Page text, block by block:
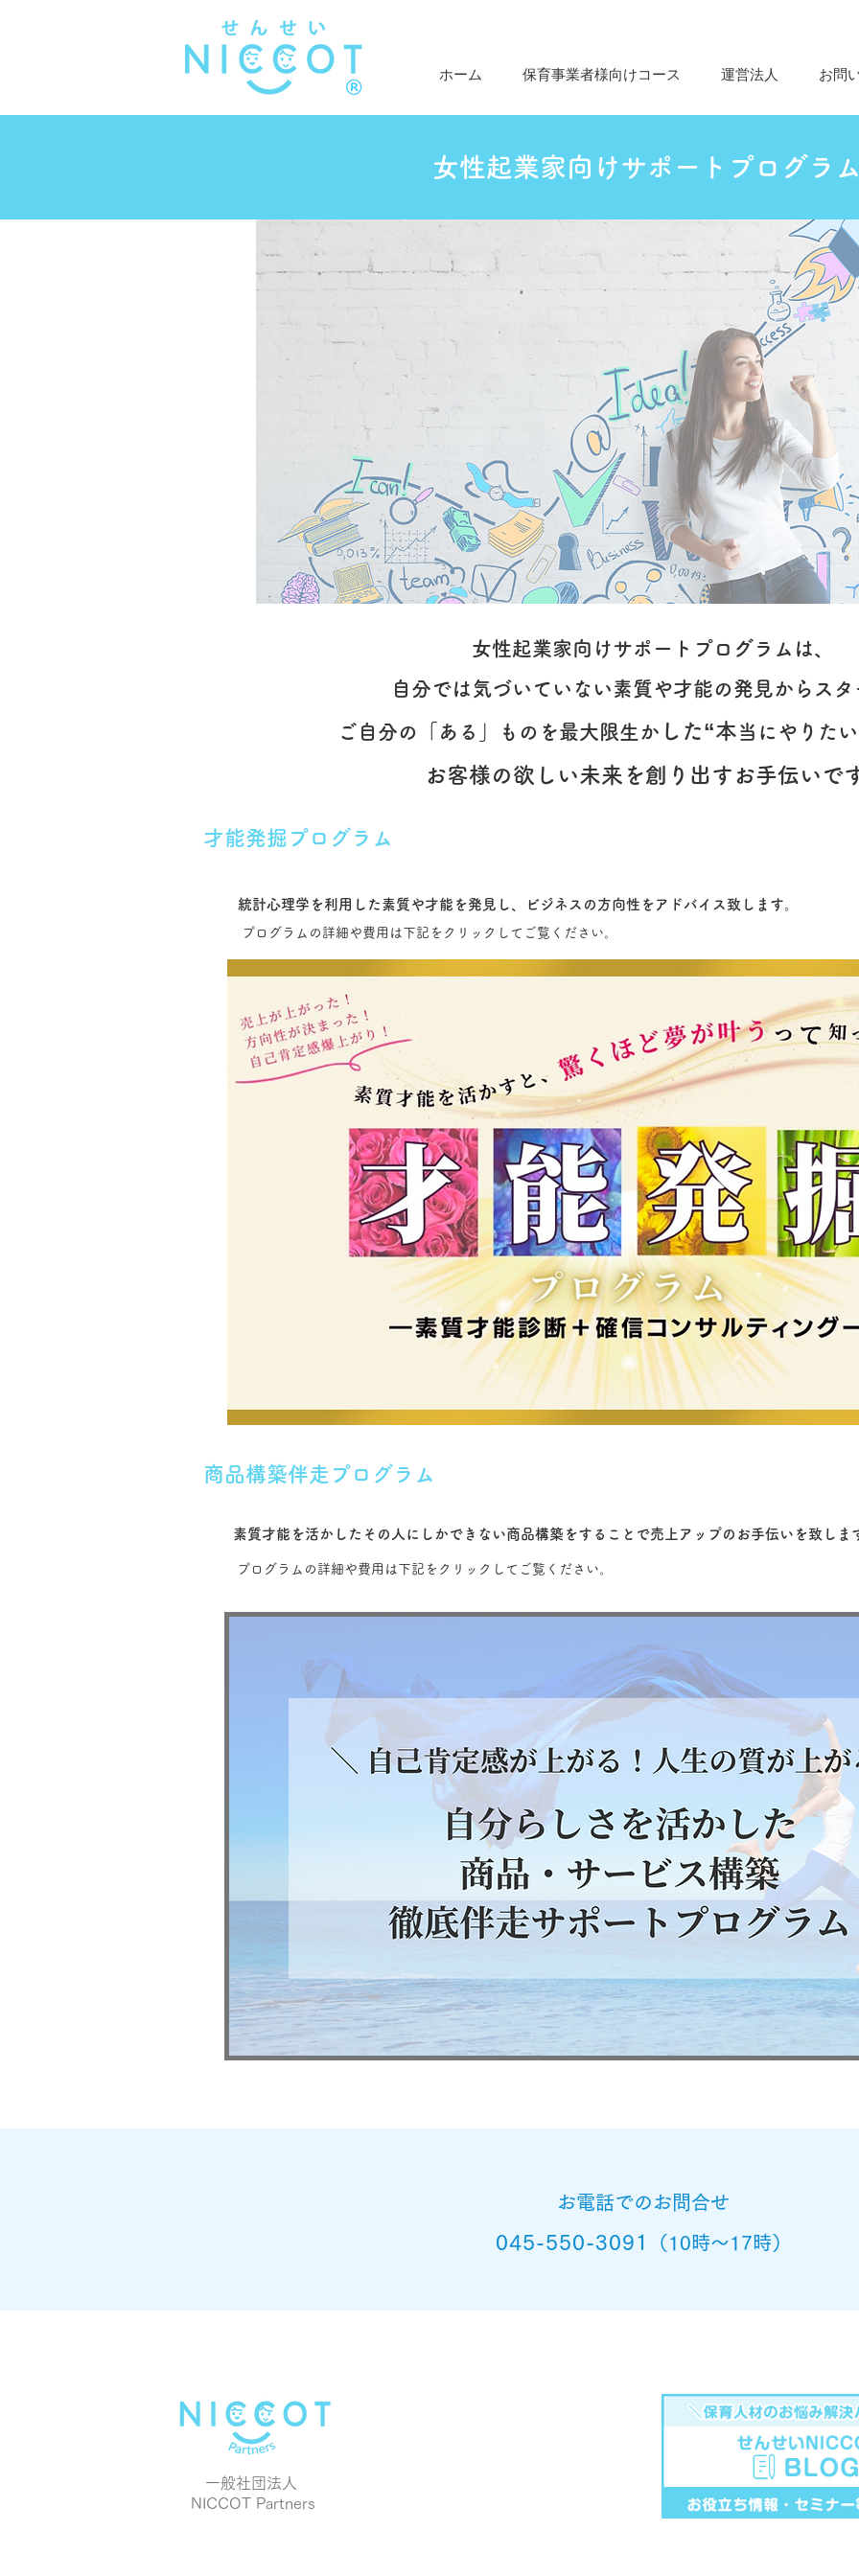
ホーム 保育事業者様向けコース 運営法人 お問
女性起業家向けサポートプログラ
​女性起業家向けサポートプログラムは、
自分では気づいていない素質や才能の発見からス
ご自分の「ある」ものを最大限生か した“本当にやりた
お客様の欲しい未来を創り出すお手伝いで
才能発掘プログラム
統計心理学を利用した素質や才能を発見し、ビジネスの方向性をアドバイス致します。
プログラムの 詳細や費用は下記をクリックしてご覧ください。
商品構築伴走プログラム
素質才能を活かしたその人にしかできない商品構築をすることで売上アップのお手伝いを致しま
プログラムの 詳細や費用 は下記をクリックしてご覧ください。
お電話でのお問合せ
045-550-3091 （10時～17時）
一般社団法人
NICCOT Partners